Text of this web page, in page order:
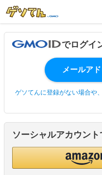
でログイ
ゲソてんに登録がない場合や
ソーシャルアカウン